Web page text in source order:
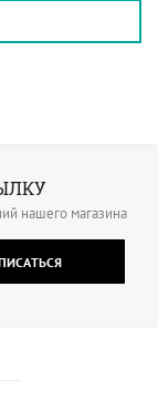
нашего магазина